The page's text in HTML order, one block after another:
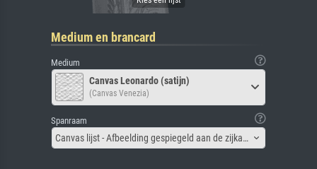
Medium en brancard
Medium
Canvas Leonardo (satijn)
(Canvas Venezia)
Spanraam
Canvas lijst - Afbeelding gespiegeld aan de zijkant